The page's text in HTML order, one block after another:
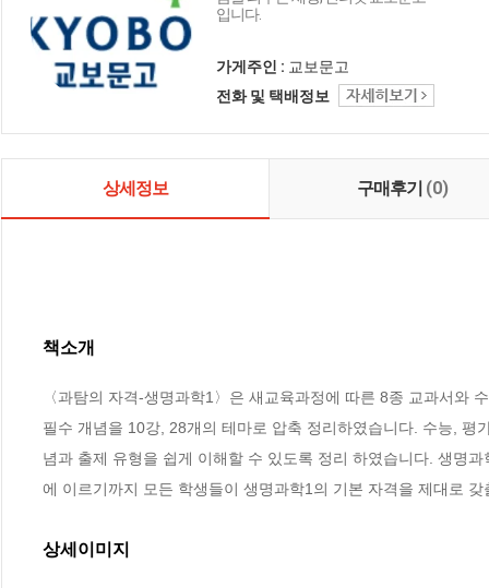
입니다.
가게주인 : 교보문고
전화 및 택배정보
상세정보 구매후기 (0)
책소개
〈과탐의 자격-생명과학1〉은 새교육과정에 따른 8종 교과서와
필수 개념을 10강, 28개의 테마로 압축 정리하였습니다. 수능,
념과 출제 유형을 쉽게 이해할 수 있도록 정리 하였습니다. 생명
에 이르기까지 모든 학생들이 생명과학1의 기본 자격을 제대로
상세이미지